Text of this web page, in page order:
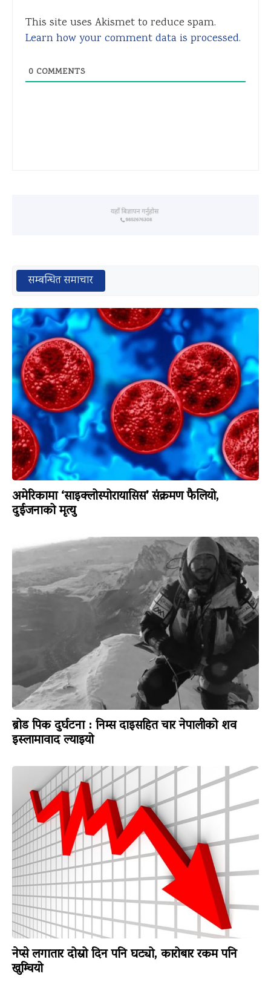
This site uses Akismet to reduce spam.
Learn how your comment data is processed.
0 COMMENTS
सम्बन्धित समाचार
अमेरिकामा ‘साइक्लोस्पोरायासिस’ संक्रमण फैलियो,
दुईजनाको मृत्यु
ब्रोड पिक दुर्घटना : निम्स दाइसहित चार नेपालीको शव
इस्लामावाद ल्याइयो
नेप्से लगातार दोस्रो दिन पनि घट्यो, कारोबार रकम पनि
खुम्चियो